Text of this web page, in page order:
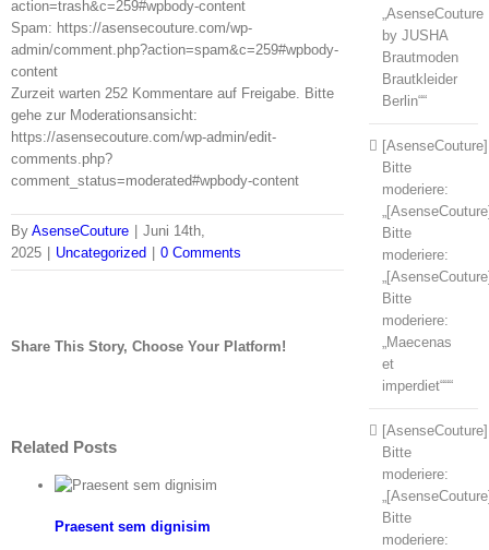
action=trash&c=259#wpbody-content
Spam: https://asensecouture.com/wp-
admin/comment.php?action=spam&c=259#wpbody-
content
Zurzeit warten 252 Kommentare auf Freigabe. Bitte
gehe zur Moderationsansicht:
https://asensecouture.com/wp-admin/edit-
comments.php?
comment_status=moderated#wpbody-content
By AsenseCouture
Juni 14th,
2025
Uncategorized 0 Comments
Share This Story, Choose Your Platform!
Related Posts
Praesent sem dignisim
„AsenseCouture
by JUSHA
Brautmoden
Brautkleider
Berlin““
[AsenseCouture]
Bitte
moderiere:
Bitte
moderiere:
Bitte
moderiere:
„Maecenas
et
imperdiet“““
[AsenseCouture]
Bitte
moderiere:
Bitte
moderiere: